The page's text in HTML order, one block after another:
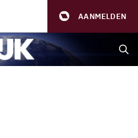
AANMELDEN